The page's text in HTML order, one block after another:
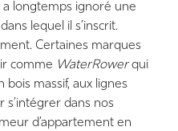
longtemps ignoré une
lequel il s’inscrit.
Certaines marques
comme WaterRowerqui
massif, aux lignes
s’intégrer dans nos
d’appartement en